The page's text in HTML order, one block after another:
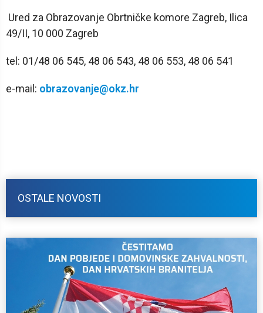
Ured za Obrazovanje Obrtničke komore Zagreb, Ilica
49/II, 10 000 Zagreb
tel: 01/48 06 545, 48 06 543, 48 06 553, 48 06 541
e-mail: obrazovanje@okz.hr
OSTALE NOVOSTI